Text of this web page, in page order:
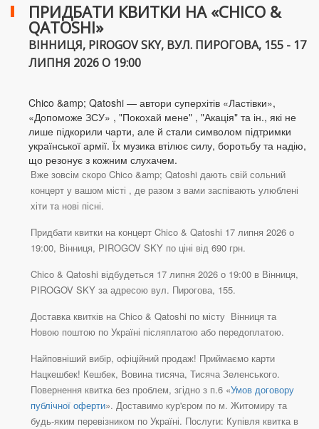
ПРИДБАТИ КВИТКИ НА «CHICO &
QATOSHI»
ВІННИЦЯ, PIROGOV SKY, ВУЛ. ПИРОГОВА, 155 - 17
ЛИПНЯ 2026 О 19:00
Chico &amp; Qatoshi — автори суперхітів «Ластівки»,
«Допоможе ЗСУ» , "Покохай мене" , "Акація" та ін., які не
лише підкорили чарти, але й стали символом підтримки
української армії. Їх музика втілює силу, боротьбу та надію,
що резонує з кожним слухачем.
Вже зовсім скоро Chico &amp; Qatoshi дають свій сольний
концерт у вашом місті , де разом з вами заспівають улюблені
хіти та нові пісні.
Придбати квитки на концерт Chico & Qatoshi 17 липня 2026 о
19:00, Вінниця, PIROGOV SKY по ціні від 690 грн.
Chico & Qatoshi відбудеться 17 липня 2026 о 19:00 в Вінниця,
PIROGOV SKY за адресою вул. Пирогова, 155.
Доставка квитків на Chico & Qatoshi по місту Вінниця та
Новою поштою по Україні післяплатою або передоплатою.
Найповніший вибір, офіційний продаж! Приймаємо карти
Нацкешбек! Кешбек, Вовина тисяча, Тисяча Зеленського.
Повернення квитка без проблем, згідно з п.6 «Умов договору
публічної оферти». Доставимо кур'єром по м. Житомиру та
будь-яким перевізником по Україні. Послуги: Купівля квитка в